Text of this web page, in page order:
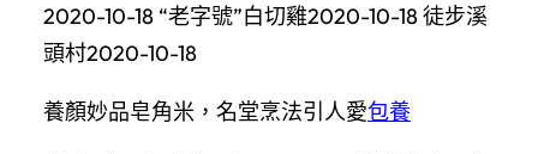
2020-10-18 “老字號”白切雞2020-10-18 徒步溪
頭村2020-10-18
養顏妙品皂角米，名堂烹法引人愛包養